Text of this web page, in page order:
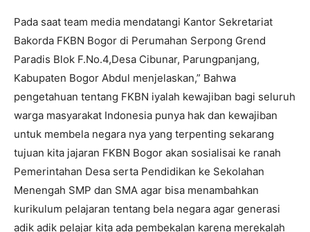
Pada saat team media mendatangi Kantor Sekretariat
Bakorda FKBN Bogor di Perumahan Serpong Grend
Paradis Blok F.No.4,Desa Cibunar, Parungpanjang,
Kabupaten Bogor Abdul menjelaskan,” Bahwa
pengetahuan tentang FKBN iyalah kewajiban bagi seluruh
warga masyarakat Indonesia punya hak dan kewajiban
untuk membela negara nya yang terpenting sekarang
tujuan kita jajaran FKBN Bogor akan sosialisai ke ranah
Pemerintahan Desa serta Pendidikan ke Sekolahan
Menengah SMP dan SMA agar bisa menambahkan
kurikulum pelajaran tentang bela negara agar generasi
adik adik pelajar kita ada pembekalan karena merekalah